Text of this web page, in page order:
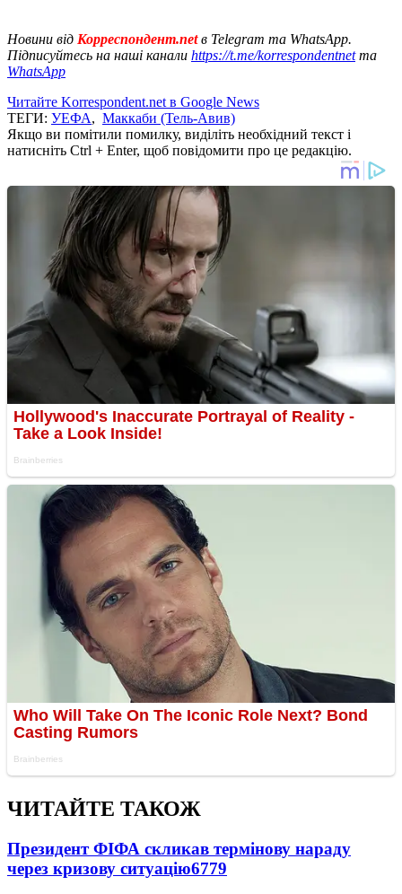
Новини від Корреспондент.netв Telegram та WhatsApp.
Підписуйтесь на наші канали https://t.me/korrespondentnetта
WhatsApp
Читайте Korrespondent.net в Google News
ТЕГИ: УЕФА, Маккаби (Тель-Авив)
Якщо ви помітили помилку, виділіть необхідний текст і
натисніть Ctrl + Enter, щоб повідомити про це редакцію.
ЧИТАЙТЕ ТАКОЖ
Президент ФІФА скликав термінову нараду
через кризову ситуацію6779